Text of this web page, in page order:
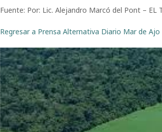
Fuente: Por: Lic. Alejandro Marcó del Pont – EL
Regresar a Prensa Alternativa Diario Mar de